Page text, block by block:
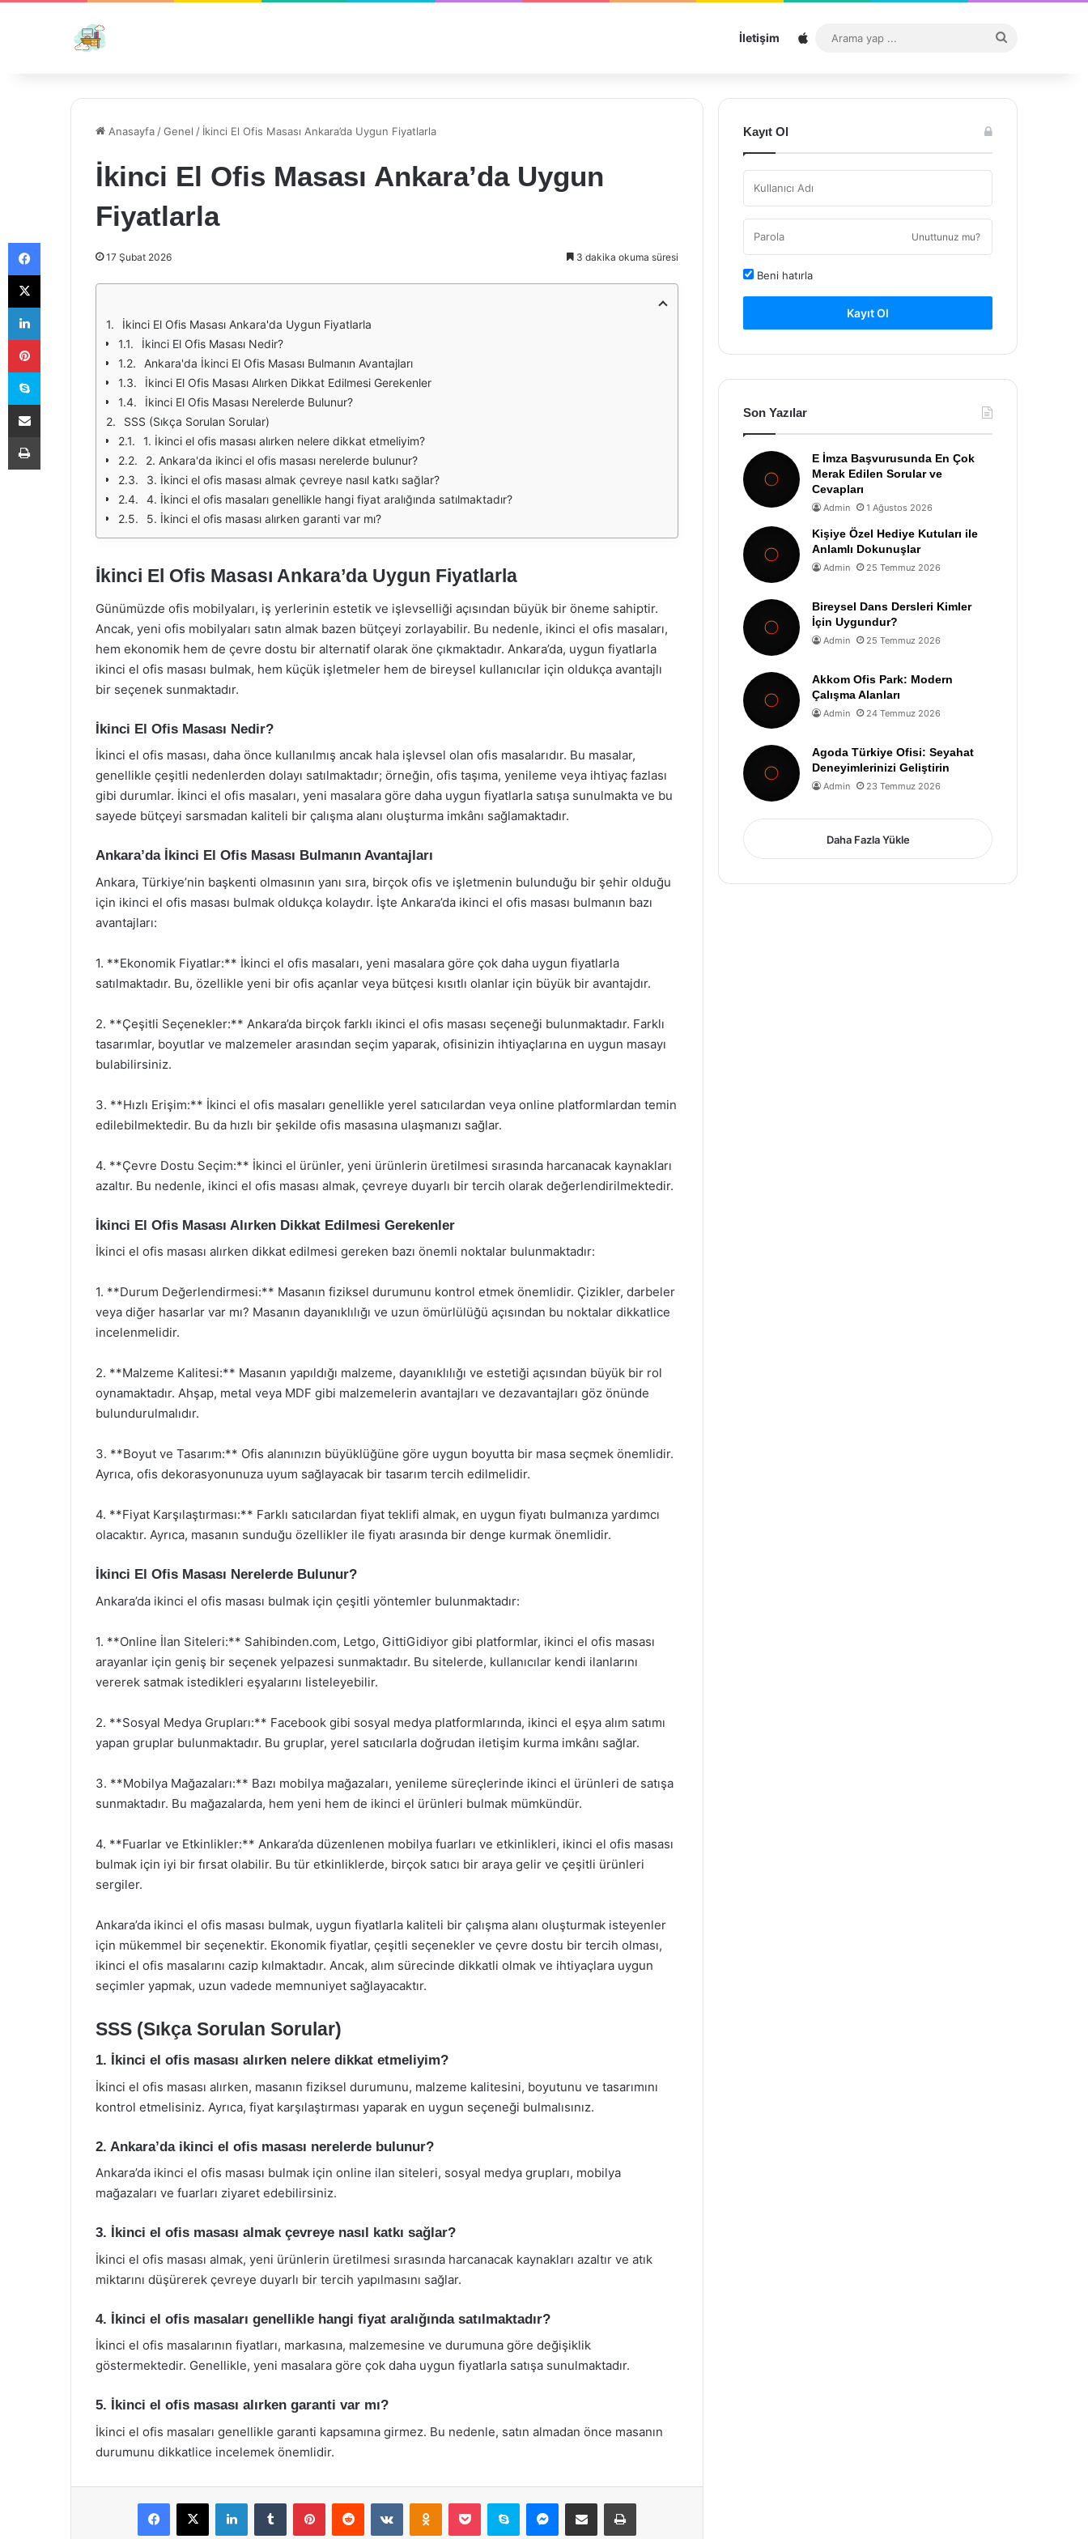
İletişim Sitemap
...
Anasayfa /Genel / İkinci El Ofis Masası Ankara’da Uygun Fiyatlarla
İkinci El Ofis Masası Ankara’da Uygun
Fiyatlarla
17 Şubat 2026 3 dakika okuma süresi
İkinci El Ofis Masası Ankara'da Uygun Fiyatlarla
İkinci El Ofis Masası Nedir?
Ankara'da İkinci El Ofis Masası Bulmanın Avantajları
İkinci El Ofis Masası Alırken Dikkat Edilmesi Gerekenler
İkinci El Ofis Masası Nerelerde Bulunur?
SSS (Sıkça Sorulan Sorular)
1. İkinci el ofis masası alırken nelere dikkat etmeliyim?
2. Ankara'da ikinci el ofis masası nerelerde bulunur?
3. İkinci el ofis masası almak çevreye nasıl katkı sağlar?
4. İkinci el ofis masaları genellikle hangi fiyat aralığında satılmaktadır?
5. İkinci el ofis masası alırken garanti var mı?
İkinci El Ofis Masası Ankara’da Uygun Fiyatlarla
Günümüzde ofis mobilyaları, iş yerlerinin estetik ve işlevselliği açısından büyük bir öneme sahiptir.
Ancak, yeni ofis mobilyaları satın almak bazen bütçeyi zorlayabilir. Bu nedenle, ikinci el ofis masaları,
hem ekonomik hem de çevre dostu bir alternatif olarak öne çıkmaktadır. Ankara’da, uygun fiyatlarla
ikinci el ofis masası bulmak, hem küçük işletmeler hem de bireysel kullanıcılar için oldukça avantajlı
bir seçenek sunmaktadır.
İkinci El Ofis Masası Nedir?
İkinci el ofis masası, daha önce kullanılmış ancak hala işlevsel olan ofis masalarıdır. Bu masalar,
genellikle çeşitli nedenlerden dolayı satılmaktadır; örneğin, ofis taşıma, yenileme veya ihtiyaç fazlası
gibi durumlar. İkinci el ofis masaları, yeni masalara göre daha uygun fiyatlarla satışa sunulmakta ve bu
sayede bütçeyi sarsmadan kaliteli bir çalışma alanı oluşturma imkânı sağlamaktadır.
Ankara’da İkinci El Ofis Masası Bulmanın Avantajları
Ankara, Türkiye’nin başkenti olmasının yanı sıra, birçok ofis ve işletmenin bulunduğu bir şehir olduğu
için ikinci el ofis masası bulmak oldukça kolaydır. İşte Ankara’da ikinci el ofis masası bulmanın bazı
avantajları:
1. **Ekonomik Fiyatlar:** İkinci el ofis masaları, yeni masalara göre çok daha uygun fiyatlarla
satılmaktadır. Bu, özellikle yeni bir ofis açanlar veya bütçesi kısıtlı olanlar için büyük bir avantajdır.
2. **Çeşitli Seçenekler:** Ankara’da birçok farklı ikinci el ofis masası seçeneği bulunmaktadır. Farklı
tasarımlar, boyutlar ve malzemeler arasından seçim yaparak, ofisinizin ihtiyaçlarına en uygun masayı
bulabilirsiniz.
3. **Hızlı Erişim:** İkinci el ofis masaları genellikle yerel satıcılardan veya online platformlardan temin
edilebilmektedir. Bu da hızlı bir şekilde ofis masasına ulaşmanızı sağlar.
4. **Çevre Dostu Seçim:** İkinci el ürünler, yeni ürünlerin üretilmesi sırasında harcanacak kaynakları
azaltır. Bu nedenle, ikinci el ofis masası almak, çevreye duyarlı bir tercih olarak değerlendirilmektedir.
İkinci El Ofis Masası Alırken Dikkat Edilmesi Gerekenler
İkinci el ofis masası alırken dikkat edilmesi gereken bazı önemli noktalar bulunmaktadır:
1. **Durum Değerlendirmesi:** Masanın fiziksel durumunu kontrol etmek önemlidir. Çizikler, darbeler
veya diğer hasarlar var mı? Masanın dayanıklılığı ve uzun ömürlülüğü açısından bu noktalar dikkatlice
incelenmelidir.
2. **Malzeme Kalitesi:** Masanın yapıldığı malzeme, dayanıklılığı ve estetiği açısından büyük bir rol
oynamaktadır. Ahşap, metal veya MDF gibi malzemelerin avantajları ve dezavantajları göz önünde
bulundurulmalıdır.
3. **Boyut ve Tasarım:** Ofis alanınızın büyüklüğüne göre uygun boyutta bir masa seçmek önemlidir.
Ayrıca, ofis dekorasyonunuza uyum sağlayacak bir tasarım tercih edilmelidir.
4. **Fiyat Karşılaştırması:** Farklı satıcılardan fiyat teklifi almak, en uygun fiyatı bulmanıza yardımcı
olacaktır. Ayrıca, masanın sunduğu özellikler ile fiyatı arasında bir denge kurmak önemlidir.
İkinci El Ofis Masası Nerelerde Bulunur?
Ankara’da ikinci el ofis masası bulmak için çeşitli yöntemler bulunmaktadır:
1. **Online İlan Siteleri:** Sahibinden.com, Letgo, GittiGidiyor gibi platformlar, ikinci el ofis masası
arayanlar için geniş bir seçenek yelpazesi sunmaktadır. Bu sitelerde, kullanıcılar kendi ilanlarını
vererek satmak istedikleri eşyalarını listeleyebilir.
2. **Sosyal Medya Grupları:** Facebook gibi sosyal medya platformlarında, ikinci el eşya alım satımı
yapan gruplar bulunmaktadır. Bu gruplar, yerel satıcılarla doğrudan iletişim kurma imkânı sağlar.
3. **Mobilya Mağazaları:** Bazı mobilya mağazaları, yenileme süreçlerinde ikinci el ürünleri de satışa
sunmaktadır. Bu mağazalarda, hem yeni hem de ikinci el ürünleri bulmak mümkündür.
4. **Fuarlar ve Etkinlikler:** Ankara’da düzenlenen mobilya fuarları ve etkinlikleri, ikinci el ofis masası
bulmak için iyi bir fırsat olabilir. Bu tür etkinliklerde, birçok satıcı bir araya gelir ve çeşitli ürünleri
sergiler.
Ankara’da ikinci el ofis masası bulmak, uygun fiyatlarla kaliteli bir çalışma alanı oluşturmak isteyenler
için mükemmel bir seçenektir. Ekonomik fiyatlar, çeşitli seçenekler ve çevre dostu bir tercih olması,
ikinci el ofis masalarını cazip kılmaktadır. Ancak, alım sürecinde dikkatli olmak ve ihtiyaçlara uygun
seçimler yapmak, uzun vadede memnuniyet sağlayacaktır.
SSS (Sıkça Sorulan Sorular)
1. İkinci el ofis masası alırken nelere dikkat etmeliyim?
İkinci el ofis masası alırken, masanın fiziksel durumunu, malzeme kalitesini, boyutunu ve tasarımını
kontrol etmelisiniz. Ayrıca, fiyat karşılaştırması yaparak en uygun seçeneği bulmalısınız.
2. Ankara’da ikinci el ofis masası nerelerde bulunur?
Ankara’da ikinci el ofis masası bulmak için online ilan siteleri, sosyal medya grupları, mobilya
mağazaları ve fuarları ziyaret edebilirsiniz.
3. İkinci el ofis masası almak çevreye nasıl katkı sağlar?
İkinci el ofis masası almak, yeni ürünlerin üretilmesi sırasında harcanacak kaynakları azaltır ve atık
miktarını düşürerek çevreye duyarlı bir tercih yapılmasını sağlar.
4. İkinci el ofis masaları genellikle hangi fiyat aralığında satılmaktadır?
İkinci el ofis masalarının fiyatları, markasına, malzemesine ve durumuna göre değişiklik
göstermektedir. Genellikle, yeni masalara göre çok daha uygun fiyatlarla satışa sunulmaktadır.
5. İkinci el ofis masası alırken garanti var mı?
İkinci el ofis masaları genellikle garanti kapsamına girmez. Bu nedenle, satın almadan önce masanın
durumunu dikkatlice incelemek önemlidir.
Facebook
X LinkedInTumblr PinterestReddit VKontakteOdnoklassniki
Pocket Skype Messenger
E-Posta ile paylaş Yazdır
Kayıt Ol
Unuttunuz mu?
Beni hatırla
Kayıt Ol
Son Yazılar
E İmza Başvurusunda En Çok
Merak Edilen Sorular ve
Cevapları
Admin 1 Ağustos 2026
Kişiye Özel Hediye Kutuları ile
Anlamlı Dokunuşlar
Admin 25 Temmuz 2026
Bireysel Dans Dersleri Kimler
İçin Uygundur?
Admin 25 Temmuz 2026
Akkom Ofis Park: Modern
Çalışma Alanları
Admin 24 Temmuz 2026
Agoda Türkiye Ofisi: Seyahat
Deneyimlerinizi Geliştirin
Admin 23 Temmuz 2026
Daha Fazla Yükle
Facebook
X
LinkedIn
Pinterest
Skype
E-Posta ile paylaş